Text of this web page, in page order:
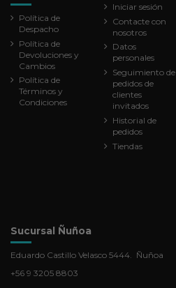
Política de
Despacho
Política de
Devoluciones y
Cambios
Política de
Términos y
Condiciones
Iniciar sesión
Contacte con
nosotros
Datos
personales
Seguimiento de
pedidos de
clientes
invitados
Historial de
pedidos
Tiendas
Sucursal Ñuñoa
Eduardo Castillo Velasco 5444. Ñuñoa
+56 9 3205 8803